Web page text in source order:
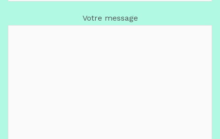
Votre message